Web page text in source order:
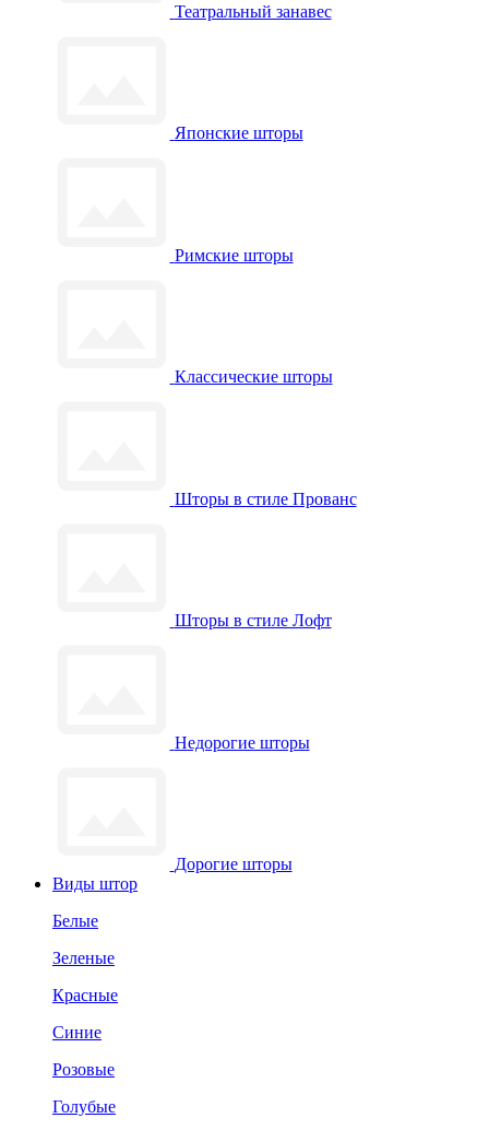
Театральный занавес
Японские шторы
Римские шторы
Классические шторы
Шторы в стиле Прованс
Шторы в стиле Лофт
Недорогие шторы
Дорогие шторы
Виды штор
Белые
Зеленые
Красные
Синие
Розовые
Голубые